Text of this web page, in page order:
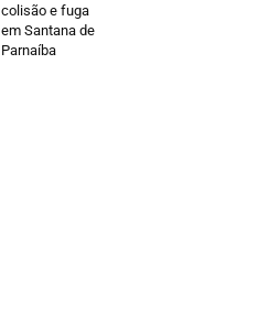
colisão e fuga
em Santana de
Parnaíba